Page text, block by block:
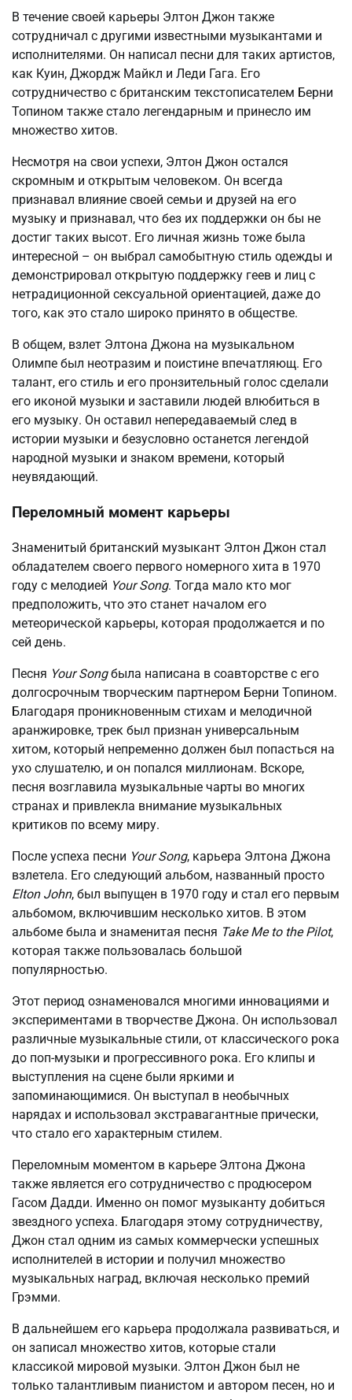
В течение своей карьеры Элтон Джон также
сотрудничал с другими известными музыкантами и
исполнителями. Он написал песни для таких артистов,
как Куин, Джордж Майкл и Леди Гага. Его
сотрудничество с британским текстописателем Берни
Топином также стало легендарным и принесло им
множество хитов.
Несмотря на свои успехи, Элтон Джон остался
скромным и открытым человеком. Он всегда
признавал влияние своей семьи и друзей на его
музыку и признавал, что без их поддержки он бы не
достиг таких высот. Его личная жизнь тоже была
интересной – он выбрал самобытную стиль одежды и
демонстрировал открытую поддержку геев и лиц с
нетрадиционной сексуальной ориентацией, даже до
того, как это стало широко принято в обществе.
В общем, взлет Элтона Джона на музыкальном
Олимпе был неотразим и поистине впечатляющ. Его
талант, его стиль и его пронзительный голос сделали
его иконой музыки и заставили людей влюбиться в
его музыку. Он оставил непередаваемый след в
истории музыки и безусловно останется легендой
народной музыки и знаком времени, который
неувядающий.
Переломный момент карьеры
Знаменитый британский музыкант Элтон Джон стал
обладателем своего первого номерного хита в 1970
году с мелодией Your Song. Тогда мало кто мог
предположить, что это станет началом его
метеорической карьеры, которая продолжается и по
сей день.
Песня Your Songбыла написана в соавторстве с его
долгосрочным творческим партнером Берни Топином.
Благодаря проникновенным стихам и мелодичной
аранжировке, трек был признан универсальным
хитом, который непременно должен был попасться на
ухо слушателю, и он попался миллионам. Вскоре,
песня возглавила музыкальные чарты во многих
странах и привлекла внимание музыкальных
критиков по всему миру.
После успеха песни Your Song, карьера Элтона Джона
взлетела. Его следующий альбом, названный просто
Elton John, был выпущен в 1970 году и стал его первым
альбомом, включившим несколько хитов. В этом
альбоме была и знаменитая песня Take Me to the Pilot,
которая также пользовалась большой
популярностью.
Этот период ознаменовался многими инновациями и
экспериментами в творчестве Джона. Он использовал
различные музыкальные стили, от классического рока
до поп-музыки и прогрессивного рока. Его клипы и
выступления на сцене были яркими и
запоминающимися. Он выступал в необычных
нарядах и использовал экстравагантные прически,
что стало его характерным стилем.
Переломным моментом в карьере Элтона Джона
также является его сотрудничество с продюсером
Гасом Дадди. Именно он помог музыканту добиться
звездного успеха. Благодаря этому сотрудничеству,
Джон стал одним из самых коммерчески успешных
исполнителей в истории и получил множество
музыкальных наград, включая несколько премий
Грэмми.
В дальнейшем его карьера продолжала развиваться, и
он записал множество хитов, которые стали
классикой мировой музыки. Элтон Джон был не
только талантливым пианистом и автором песен, но и